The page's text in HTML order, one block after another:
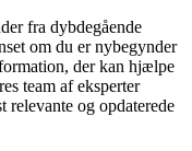
fra dybdegående
om du er nybegynder
der kan hjælpe
team af eksperter
relevante og opdaterede